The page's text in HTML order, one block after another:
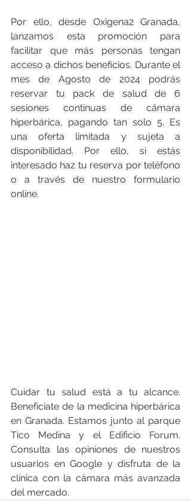
Por ello, desde Oxigena2 Granada,
lanzamos esta promoción para
facilitar que más personas tengan
acceso a dichos beneficios. Durante el
mes de Agosto de 2024 podrás
reservar tu pack de salud de 6
sesiones continuas de cámara
hiperbárica, pagando tan solo 5. Es
una oferta limitada y sujeta a
disponibilidad. Por ello, si estás
interesado haz tu reserva por teléfono
o a través de nuestro formulario
online.
Cuidar tu salud está a tu alcance.
Benefíciate de la medicina hiperbárica
en Granada. Estamos junto al parque
Tico Medina y el Edificio Forum.
Consulta las opiniones de nuestros
usuarios en Google y disfruta de la
clínica con la cámara más avanzada
del mercado.